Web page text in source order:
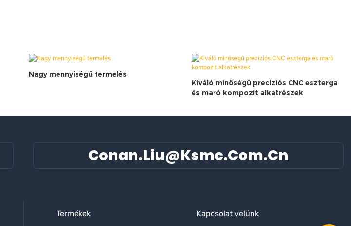
Nagy mennyiségű termelés
Kiváló minőségű precíziós CNC eszterga
és maró kompozit alkatrészek
Conan.liu@ksmc.com.cn
Termékek Kapcsolat velünk